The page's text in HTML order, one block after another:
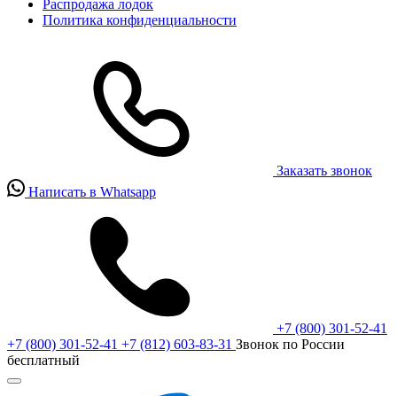
Распродажа лодок
Политика конфиденциальности
Заказать звонок
Написать в Whatsapp
+7 (800) 301-52-41
+7 (800) 301-52-41 +7 (812) 603-83-31 Звонок по России
бесплатный